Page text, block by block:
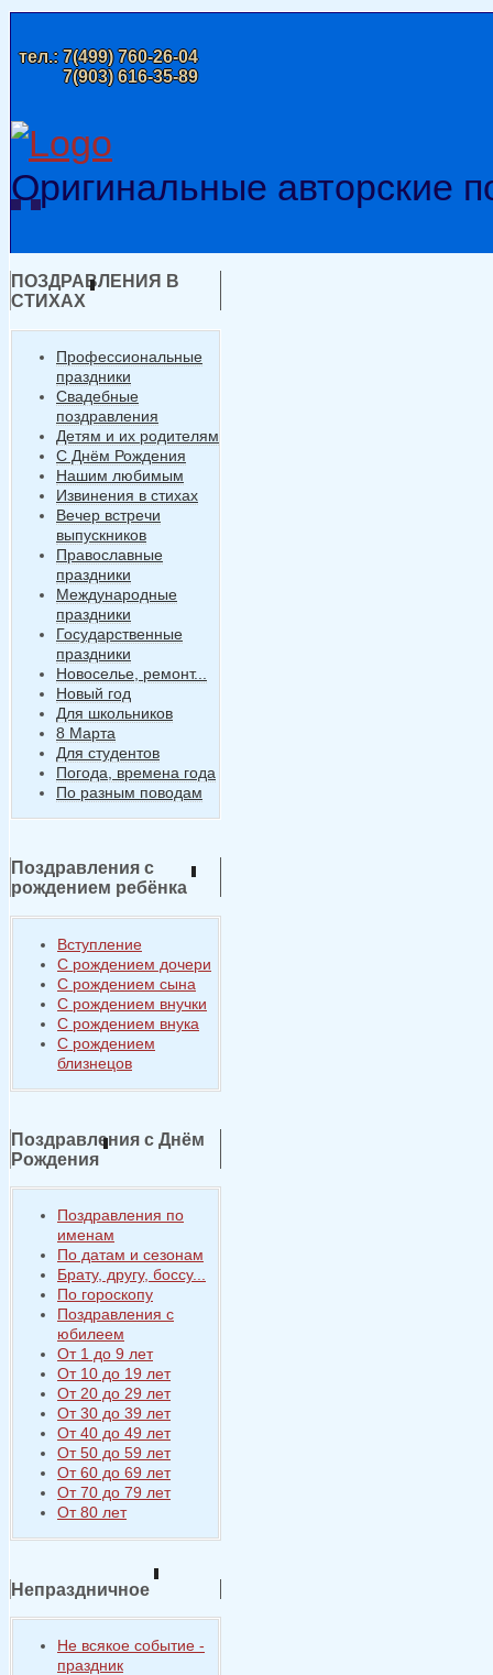
тел.:7(499) 760-26-04
7(903) 616-35-89
Оригинальные авторские
ПОЗДРАВЛЕНИЯ В
СТИХАХ
Профессиональные
праздники
Свадебные
поздравления
Детям и их родителям
С Днём Рождения
Нашим любимым
Извинения в стихах
Вечер встречи
выпускников
Православные
праздники
Международные
праздники
Государственные
праздники
Новоселье, ремонт...
Новый год
Для школьников
8 Марта
Для студентов
Погода, времена года
По разным поводам
Поздравления с
рождением ребёнка
Вступление
С рождением дочери
С рождением сына
С рождением внучки
С рождением внука
С рождением
близнецов
Поздравления с Днём
Рождения
Поздравления по
именам
По датам и сезонам
Брату, другу, боссу...
По гороскопу
Поздравления с
юбилеем
От 1 до 9 лет
От 10 до 19 лет
От 20 до 29 лет
От 30 до 39 лет
От 40 до 49 лет
От 50 до 59 лет
От 60 до 69 лет
От 70 до 79 лет
От 80 лет
Непраздничное
Не всякое событие -
праздник